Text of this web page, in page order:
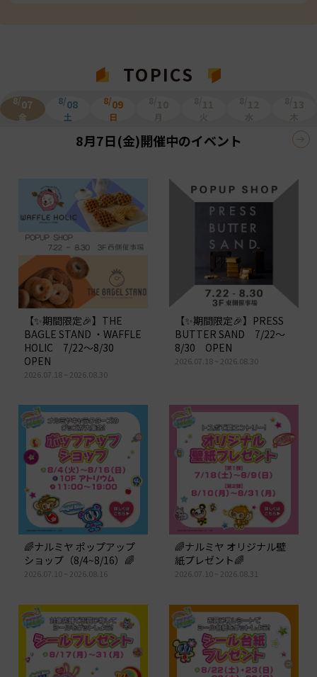
2026.06.26
【プレスリリース】キュービックプラ
ザ新横浜×Adoコラボイベント開催
オープン
2026.05.09
【お知らせ】大阪焼肉・ホルモンふたご 閉店
について
2026.04.07
【プレスリリース】キュービックプラ
ザ新横浜『人気キャラクター「エスタ
ーバニー」コラボイベント開催』
TOPICS
8/07
金
8/08
土
8/09
日
8月7日(金)開催中のイベント
【✨期間限定🎉】THE
BAGLE STAND ・WAFFLE
HOLIC 7/22～8/30
OPEN
2026.07.18 ~ 2026.08.30
【✨期間限定🎉】PRESS
BUTTER SAND 7/22～
8/30 OPEN
2026.07.18 ~ 2026.08.30
🌈ナルミヤ ポップアップ
ショップ（8/4~8/16）🌈
2026.07.10 ~ 2026.08.16
🌈ナルミヤ オリジナル壁
紙プレゼント🌈
2026.07.10 ~ 2026.08.31